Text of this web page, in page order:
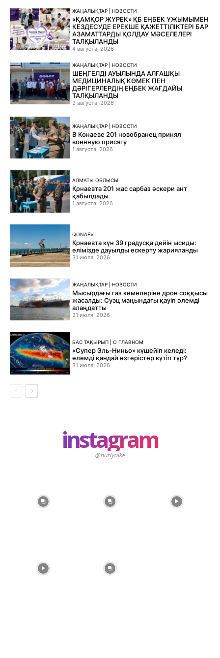
ЖАҢАЛЫҚТАР | НОВОСТИ
«ҚАМҚОР ЖҮРЕК» ҚБ ЕҢБЕК ҰЖЫМЫМЕН
КЕЗДЕСУДЕ ЕРЕКШЕ ҚАЖЕТТІЛІКТЕРІ БАР
АЗАМАТТАРДЫ ҚОЛДАУ МӘСЕЛЕЛЕРІ
ТАЛҚЫЛАНДЫ
4 августа, 2026
ЖАҢАЛЫҚТАР | НОВОСТИ
ШЕҢГЕЛДІ АУЫЛЫНДА АЛҒАШҚЫ
МЕДИЦИНАЛЫҚ КӨМЕК ПЕН
ДӘРІГЕРЛЕРДІҢ ЕҢБЕК ЖАҒДАЙЫ
ТАЛҚЫЛАНДЫ
3 августа, 2026
ЖАҢАЛЫҚТАР | НОВОСТИ
В Конаеве 201 новобранец принял
военную присягу
1 августа, 2026
АЛМАТЫ ОБЛЫСЫ
Қонаевта 201 жас сарбаз әскери ант
қабылдады
1 августа, 2026
QONAEV
Қонаевта күн 39 градусқа дейін ысиды:
елімізде дауылды ескерту жарияланды
31 июля, 2026
ЖАҢАЛЫҚТАР | НОВОСТИ
Мысырдағы газ кемелеріне дрон соққысы
жасалды: Суэц маңындағы қауіп әлемді
алаңдатты
31 июля, 2026
БАС ТАҚЫРЫП | О ГЛАВНОМ
«Супер Эль-Ниньо» күшейіп келеді:
әлемді қандай өзгерістер күтіп тұр?
31 июля, 2026
instagram
@nurlyolke